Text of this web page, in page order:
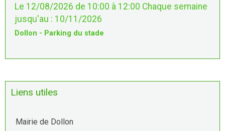
Le 12/08/2026 de 10:00 à 12:00 Chaque semaine
jusqu'au : 10/11/2026
Dollon - Parking du stade
Liens utiles
Mairie de Dollon